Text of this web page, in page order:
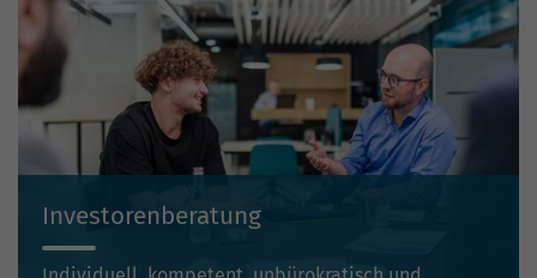
Investorenberatung